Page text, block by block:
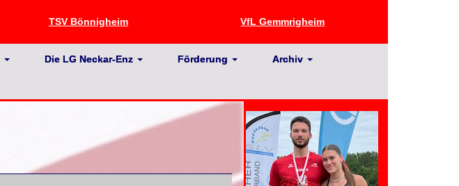
TSV Bönnigheim VfL Gemmrigheim
Die LG Neckar-Enz Förderung Archiv